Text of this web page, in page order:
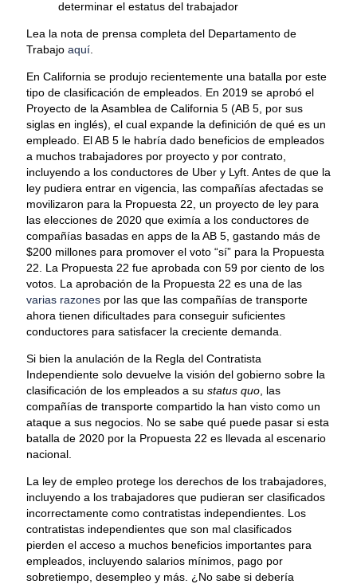
determinar el estatus del trabajador
Lea la nota de prensa completa del Departamento de
Trabajo aquí
En California se produjo recientemente una batalla por este
tipo de clasificación de empleados. En 2019 se aprobó el
Proyecto de la Asamblea de California 5 (AB 5, por sus
siglas en inglés), el cual expande la definición de qué es un
empleado. El AB 5 le habría dado beneficios de empleados
a muchos trabajadores por proyecto y por contrato,
incluyendo a los conductores de Uber y Lyft. Antes de que la
ley pudiera entrar en vigencia, las compañías afectadas se
movilizaron para la Propuesta 22, un proyecto de ley para
las elecciones de 2020 que eximía a los conductores de
compañías basadas en apps de la AB 5, gastando más de
$200 millones para promover el voto “sí” para la Propuesta
22. La Propuesta 22 fue aprobada con 59 por ciento de los
votos. La aprobación de la Propuesta 22 es una de las
varias razones por las que las compañías de transporte
ahora tienen dificultades para conseguir suficientes
conductores para satisfacer la creciente demanda.
Si bien la anulación de la Regla del Contratista
Independiente solo devuelve la visión del gobierno sobre la
clasificación de los empleados a su status quo , las
compañías de transporte compartido la han visto como un
ataque a sus negocios. No se sabe qué puede pasar si esta
batalla de 2020 por la Propuesta 22 es llevada al escenario
nacional.
La ley de empleo protege los derechos de los trabajadores,
incluyendo a los trabajadores que pudieran ser clasificados
incorrectamente como contratistas independientes. Los
contratistas independientes que son mal clasificados
pierden el acceso a muchos beneficios importantes para
empleados, incluyendo salarios mínimos, pago por
sobretiempo, desempleo y más. ¿No sabe si debería